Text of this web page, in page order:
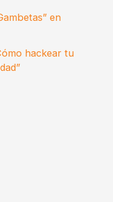
en
hackear tu